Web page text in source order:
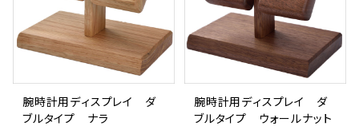
腕時計用ディスプレイ ダ
ブルタイプ ナラ
腕時計用ディスプレイ ダ
ブルタイプ ウォールナット